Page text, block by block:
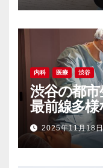
内科 医療 渋谷
渋谷の都
最前線多
の健康イ
2025年11月18